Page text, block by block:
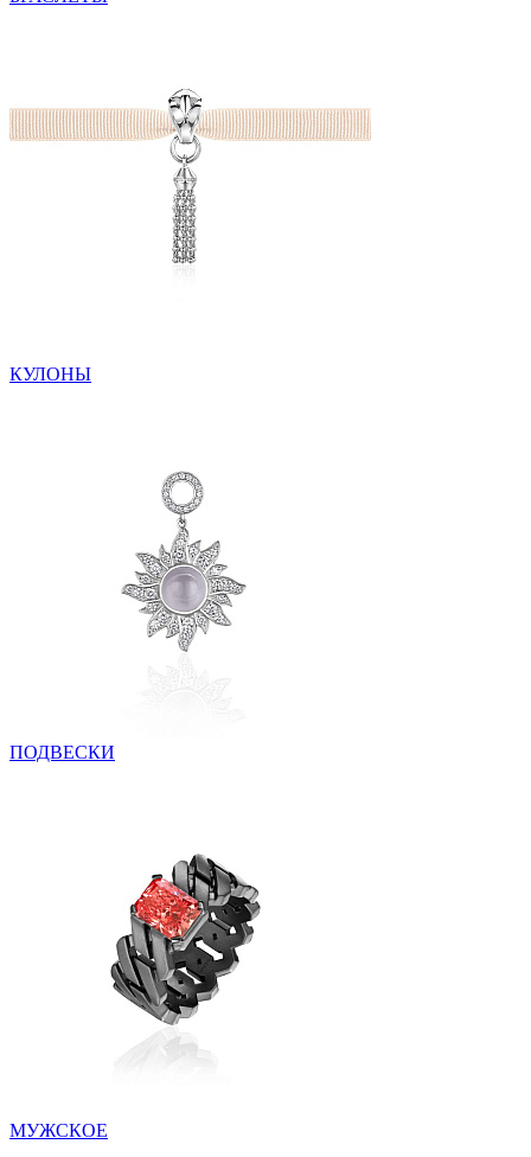
КУЛОНЫ
ПОДВЕСКИ
МУЖСКОЕ